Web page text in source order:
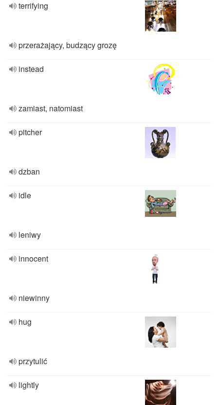
terrifying
przerażający, budzący grozę
instead
zamiast, natomiast
pitcher
dzban
idle
leniwy
innocent
niewinny
hug
przytulić
lightly